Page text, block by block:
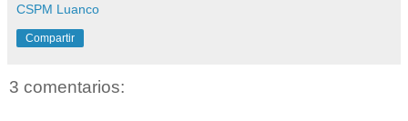
CSPM Luanco
Compartir
3 comentarios: